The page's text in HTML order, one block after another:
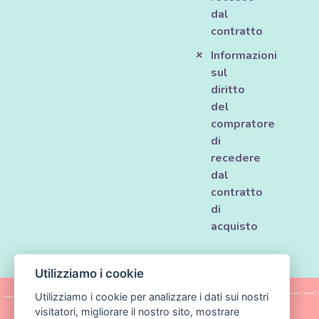
dal
contratto
Informazioni
sul
diritto
del
compratore
di
recedere
dal
contratto
di
acquisto
Utilizziamo i cookie
Utilizziamo i cookie per analizzare i dati sui nostri
visitatori, migliorare il nostro sito, mostrare